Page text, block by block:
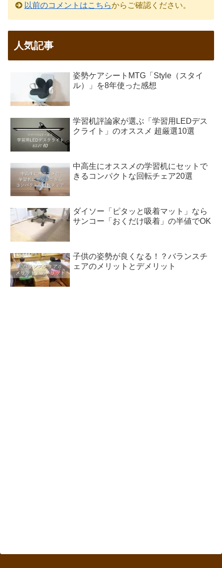
以前のコメントはこちらからご確認ください。
人気記事
姿勢ケアシートMTG「Style（スタイ
ル）」を8年使った感想
学習机評論家が選ぶ「学習用LEDデス
クライト」のオススメ 超厳選10選
中高生にオススメの学習机にセットで
きるコンパクトな回転チェア20選
ダイソー「ピタッと吸着マット」なら
サンコー「おくだけ吸着」の半値でOK
子供の姿勢が良くなる！？バランスチ
ェアのメリットとデメリット